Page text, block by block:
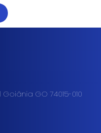
GO 74015-010